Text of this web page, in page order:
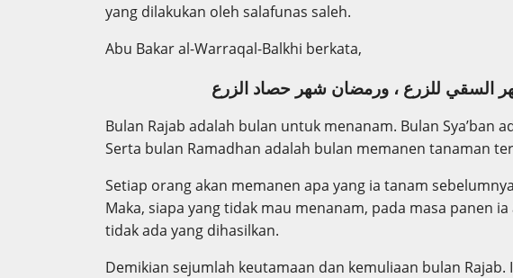
yang dilakukan oleh salafunas saleh.
Abu Bakar al-Warraqal-Balkhi berkata,
Bulan Rajab adalah bulan untuk menanam. Bulan Sya’ban
Serta bulan Ramadhan adalah bulan memanen tanaman
Setiap orang akan memanen apa yang ia tanam
Maka, siapa yang tidak mau menanam, pada masa panen
tidak ada yang dihasilkan.
Demikian sejumlah keutamaan dan kemuliaan bulan